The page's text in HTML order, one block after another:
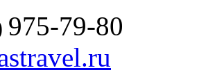
975-79-80